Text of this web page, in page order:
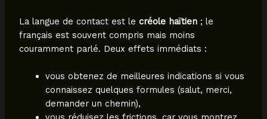
La langue de contact est le créole haïtien; le
français est souvent compris mais moins
couramment parlé. Deux effets immédiats :
vous obtenez de meilleures indications si vous
connaissez quelques formules (salut, merci,
demander un chemin),